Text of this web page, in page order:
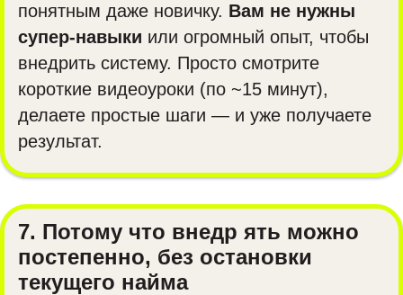
понятным даже новичку. Вам не нужны
супер-навыки или огромный опыт, чтобы
внедрить систему. Просто смотрите
короткие видеоуроки (по ~15 минут),
делаете простые шаги — и уже получаете
результат.
7. Потому что внедр ять можно
постепенно, без остановки
текущего найма